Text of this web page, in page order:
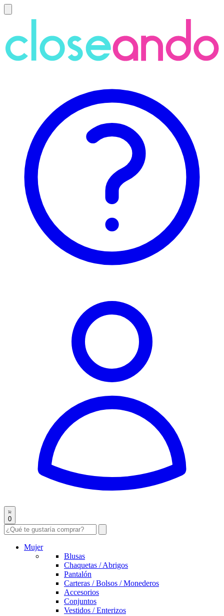
0
Mujer
Blusas
Chaquetas / Abrigos
Pantalón
Carteras / Bolsos / Monederos
Accesorios
Conjuntos
Vestidos / Enterizos